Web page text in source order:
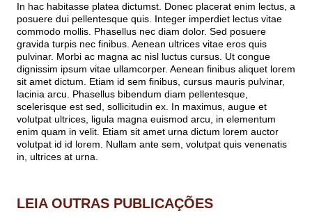
In hac habitasse platea dictumst. Donec placerat enim lectus, a
posuere dui pellentesque quis. Integer imperdiet lectus vitae
commodo mollis. Phasellus nec diam dolor. Sed posuere
gravida turpis nec finibus. Aenean ultrices vitae eros quis
pulvinar. Morbi ac magna ac nisl luctus cursus. Ut congue
dignissim ipsum vitae ullamcorper. Aenean finibus aliquet lorem
sit amet dictum. Etiam id sem finibus, cursus mauris pulvinar,
lacinia arcu. Phasellus bibendum diam pellentesque,
scelerisque est sed, sollicitudin ex. In maximus, augue et
volutpat ultrices, ligula magna euismod arcu, in elementum
enim quam in velit. Etiam sit amet urna dictum lorem auctor
volutpat id id lorem. Nullam ante sem, volutpat quis venenatis
in, ultrices at urna.
LEIA OUTRAS PUBLICAÇÕES